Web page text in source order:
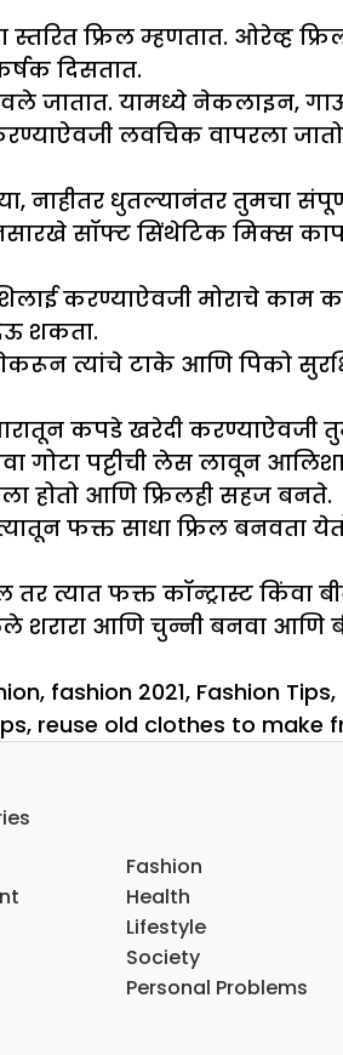
फ्रिल म्हणतात. ओरेव्ह
दिसतात.
जातात. यामध्ये नेकलाइन,
लवचिक वापरला
नाहीतर धुतल्यानंतर तुमचा
सॉफ्ट सिंथेटिक मिक्स
करण्याऐवजी मोराचे
शकता.
त्यांचे टाके आणि पिको
कपडे खरेदी करण्याऐवजी
गोटा पट्टीची लेस लावून
होतो आणि फ्रिलही सहज बनते.
फक्त साधा फ्रिल बनवता
त्यात फक्त कॉन्ट्रास्ट किंवा
आणि चुन्नी बनवा आणि
, fashion 2021, Fashion Tips,
, reuse old clothes to make
Fashion
Health
Lifestyle
Society
Personal Problems